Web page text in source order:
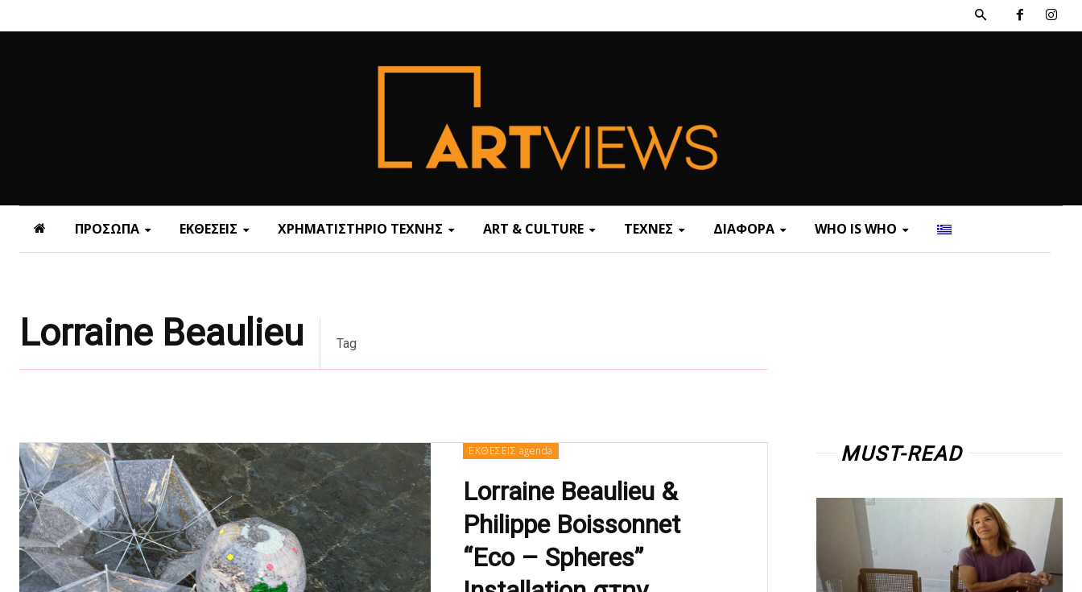
ΠΡΟΣΩΠΑ ΕΚΘΕΣΕΙΣ ΧΡΗΜΑΤΙΣΤΗΡΙΟ ΤΕΧΝΗΣ ART & CULTURE ΤΕΧΝΕΣ ΔΙΑΦΟΡΑ WHO IS WHO
Lorraine Beaulieu Tag
ΕΚΘΕΣΕΙΣ agenda
Lorraine Beaulieu &
Philippe Boissonnet
“Eco – Spheres”
MUST-READ